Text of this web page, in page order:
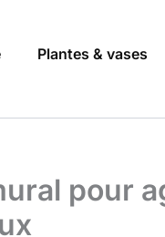
Plantes & vases
pour